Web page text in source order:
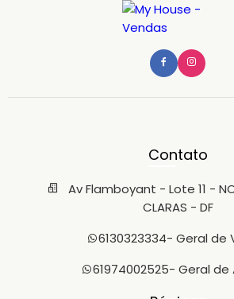
Contato
Av Flamboyant - Lote 11 -
CLARAS - DF
6130323334- Geral de
61974002525- Geral de